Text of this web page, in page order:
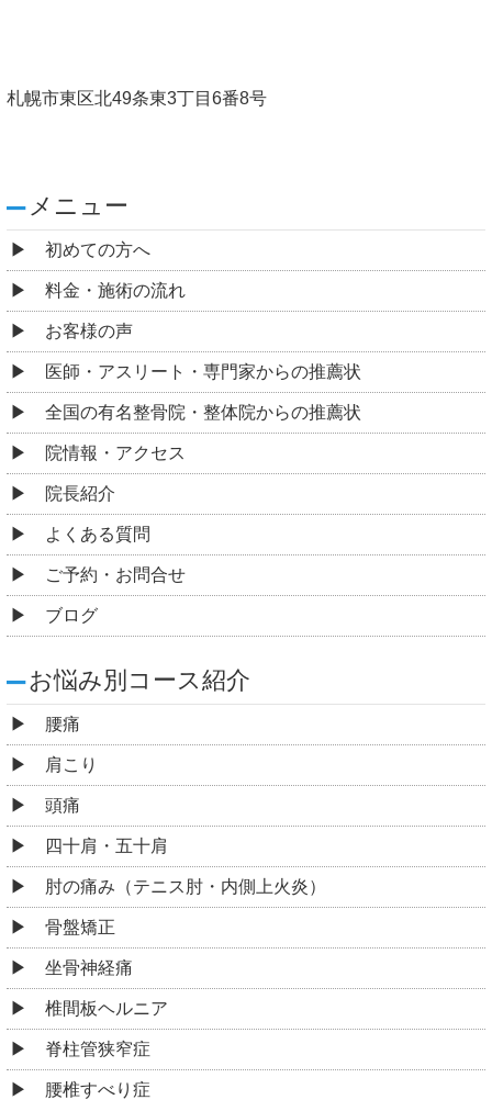
札幌市東区北49条東3丁目6番8号
メニュー
初めての方へ
料金・施術の流れ
お客様の声
医師・アスリート・専門家からの推薦状
全国の有名整骨院・整体院からの推薦状
院情報・アクセス
院長紹介
よくある質問
ご予約・お問合せ
ブログ
お悩み別コース紹介
腰痛
肩こり
頭痛
四十肩・五十肩
肘の痛み（テニス肘・内側上火炎）
骨盤矯正
坐骨神経痛
椎間板ヘルニア
脊柱管狭窄症
腰椎すべり症